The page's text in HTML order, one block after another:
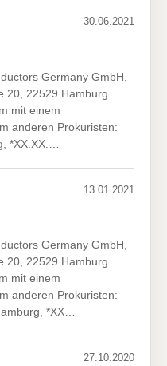
30.06.2021
Germany GmbH,
20, 22529 Hamburg.
mit einem
anderen Prokuristen:
*XX.XX.…
13.01.2021
Germany GmbH,
20, 22529 Hamburg.
mit einem
anderen Prokuristen:
*XX…
27.10.2020